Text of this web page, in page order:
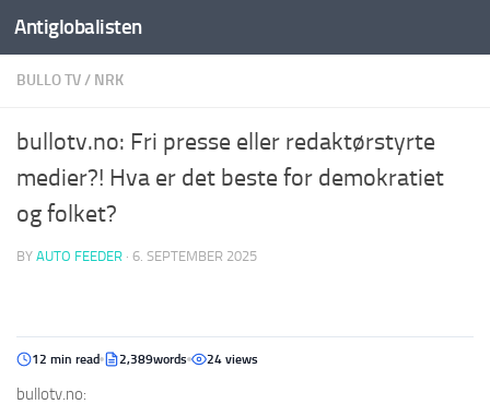
Antiglobalisten
BULLO TV/ NRK
bullotv.no: Fri presse eller redaktørstyrte
medier?! Hva er det beste for demokratiet
og folket?
BY AUTO FEEDER · 6. SEPTEMBER 2025
12 min read 2,389words 24 views
bullotv.no: